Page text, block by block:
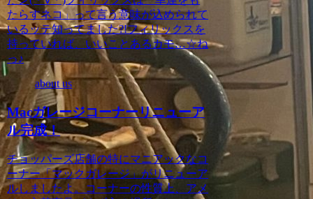
たらすネコ」って言う意味が込められて
いるッテ知ってました?!フィリックスを
持っていれば、いいことあるカモ…☆ね
っ♪
about us
Macガレージコーナーリニューア
ル完成！
チョッパーズ店舗の特にマニアックなコ
ーナー「マックガレージ」がリニューア
ルしましたよ。コーナーの性質上、アメ